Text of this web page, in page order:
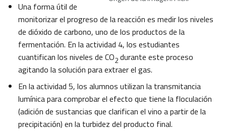
Una forma útil de
monitorizar el progreso de la reacción es medir los niveles
de dióxido de carbono, uno de los productos de la
fermentación. En la actividad 4, los estudiantes
cuantifican los niveles de CO2 durante este proceso
agitando la solución para extraer el gas.
En la actividad 5, los alumnos utilizan la transmitancia
lumínica para comprobar el efecto que tiene la floculación
(adición de sustancias que clarifican el vino a partir de la
precipitación) en la turbidez del producto final.